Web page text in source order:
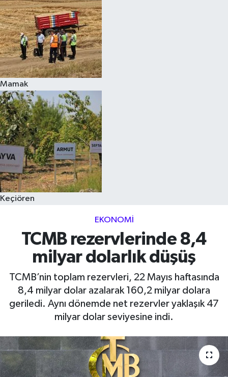
Mamak
Keçiören
EKONOMI
TCMB rezervlerinde 8,4
milyar dolarlık düşüş
TCMB’nin toplam rezervleri, 22 Mayıs haftasında
8,4 milyar dolar azalarak 160,2 milyar dolara
geriledi. Aynı dönemde net rezervler yaklaşık 47
milyar dolar seviyesine indi.